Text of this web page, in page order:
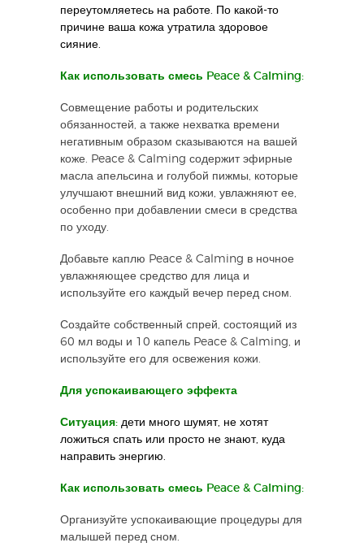
переутомляетесь на работе. По какой-то
причине ваша кожа утратила здоровое
сияние.
Как использовать смесь Peace & Calming:
Совмещение работы и родительских
обязанностей, а также нехватка времени
негативным образом сказываются на вашей
коже. Peace & Calming содержит эфирные
масла апельсина и голубой пижмы, которые
улучшают внешний вид кожи, увлажняют ее,
особенно при добавлении смеси в средства
по уходу.
Добавьте каплю Peace & Calming в ночное
увлажняющее средство для лица и
используйте его каждый вечер перед сном.
Создайте собственный спрей, состоящий из
60 мл воды и 10 капель Peace & Calming, и
используйте его для освежения кожи.
Для успокаивающего эффекта
Ситуация: дети много шумят, не хотят
ложиться спать или просто не знают, куда
направить энергию.
Как использовать смесь Peace & Calming:
Организуйте успокаивающие процедуры для
малышей перед сном.